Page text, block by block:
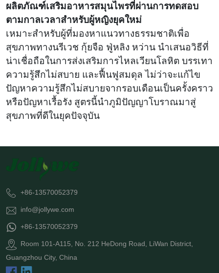
ผลิตภัณฑ์เสริมอาหารสมุนไพรที่ผ่านการทดสอบ
ตามกาลเวลาสำหรับผู้หญิงยุคใหม่
เหมาะสำหรับผู้ที่มองหาแนวทางธรรมชาติเพื่อ
สุขภาพทางนรีเวช กุ้ยจือ ฟู่หลิง หว่าน นำเสนอวิธีที่
น่าเชื่อถือในการส่งเสริมการไหลเวียนโลหิต บรรเทา
ความรู้สึกไม่สบาย และฟื้นฟูสมดุล ไม่ว่าจะแก้ไข
ปัญหาความรู้สึกไม่สบายจากรอบเดือนเป็นครั้งคราว
หรือปัญหาเรื้อรัง สูตรนี้นำภูมิปัญญาโบราณมาสู่
สุขภาพที่ดีในยุคปัจจุบัน
+86-13570052379
info@jollywe.com
+86-13570052379
Room 101-A115, No. 212 HeDong Road, LiWan District,
Guangzhou City, China